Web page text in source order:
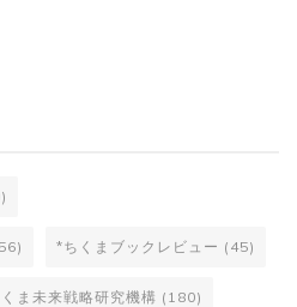
*ちくまブックレビュー (45)
ま未来戦略研究機構 (180)